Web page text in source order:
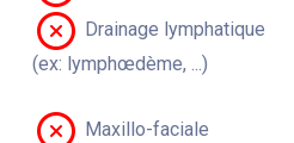
Drainage lymphatique
(ex: lymphœdème, ...)
Maxillo-faciale